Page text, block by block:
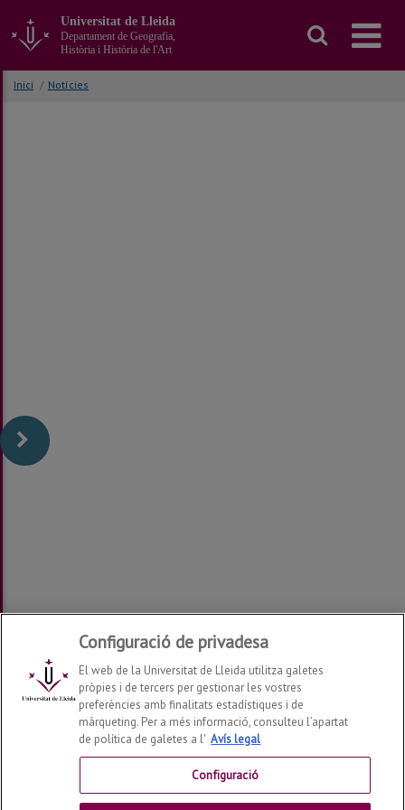
contingut
Universitat de Lleida
Departament de Geografia,
Història i Història de l'Art
Inici / Notícies
Departament de Geografia, Història i Història de l'Art
© | Telf: +34 973 702131
Configuració de privadesa
El web de la Universitat de Lleida utilitza galetes
pròpies i de tercers per gestionar les vostres
preferències amb finalitats estadístiques i de
màrqueting. Per a més informació, consulteu l’apartat
de política de galetes a l' Avís legal
Configuració